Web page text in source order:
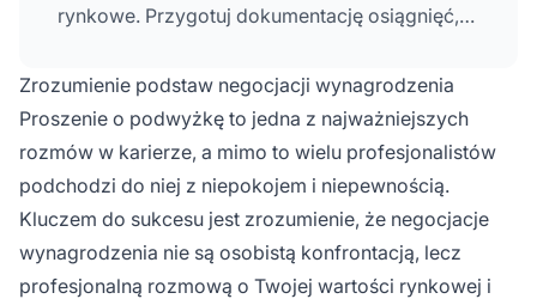
rynkowe. Przygotuj dokumentację osiągnięć,
rozmowy profesjonalnie i z pewnością siebie.
Zrozumienie podstaw negocjacji wynagrodzenia
Proszenie o podwyżkę to jedna z najważniejszych
rozmów w karierze, a mimo to wielu profesjonalistów
podchodzi do niej z niepokojem i niepewnością.
Kluczem do sukcesu jest zrozumienie, że negocjacje
wynagrodzenia nie są osobistą konfrontacją, lecz
profesjonalną rozmową o Twojej wartości rynkowej i